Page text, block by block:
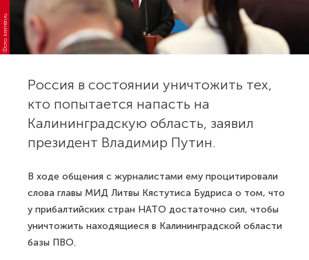
Фото: kremlin.ru
Россия в состоянии уничтожить тех,
кто попытается напасть на
Калининградскую область, заявил
президент Владимир Путин.
В ходе общения с журналистами ему процитировали
слова главы МИД Литвы Кястутиса Будриса о том, что
у прибалтийских стран НАТО достаточно сил, чтобы
уничтожить находящиеся в Калининградской области
базы ПВО.